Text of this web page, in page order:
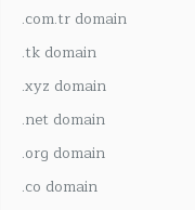
.com.tr domain
.tk domain
.xyz domain
.net domain
.org domain
.co domain